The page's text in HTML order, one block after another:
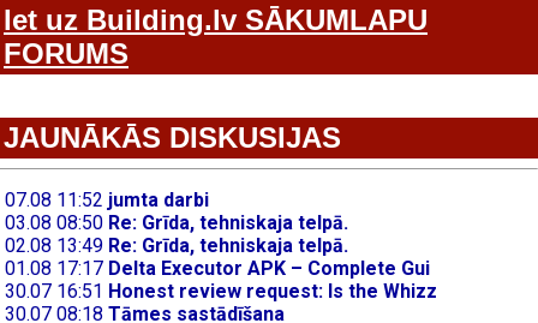
Iet uz Building.lv SĀKUMLAPU
FORUMS
JAUNĀKĀS DISKUSIJAS